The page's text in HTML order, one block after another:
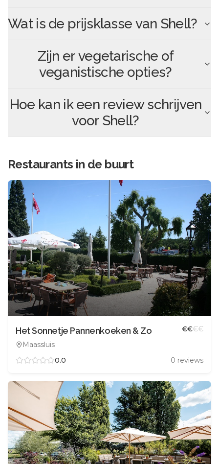
Wat is de prijsklasse van Shell?
Zijn er vegetarische of
veganistische opties?
Hoe kan ik een review schrijven
voor Shell?
Restaurants in de buurt
Het Sonnetje Pannenkoeken & Zo
Maassluis
€€€€
0.0 0 reviews